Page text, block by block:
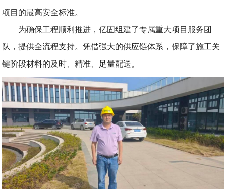
项目的最高安全标准。
为确保工程顺利推进，亿固组建了专属重大项目服务团
队，提供全流程支持。凭借强大的供应链体系，保障了施工关
键阶段材料的及时、精准、足量配送。